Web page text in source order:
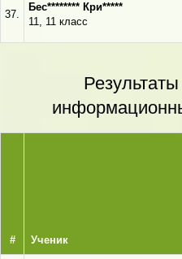
37.
Бес******** Кри*****
11, 11 класс
# Ученик